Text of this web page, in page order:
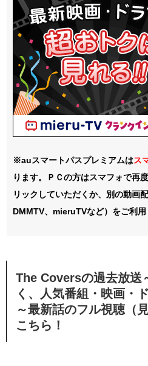
※auスマートパスプレミアムはス
ります。ＰＣの方はスマフォで再
リックしていただくか、別の動画
DMMTV、mieruTVなど）をご利用
The Coversの過去放送
く、人気番組・映画・
～最新話のフル視聴（
こちら！